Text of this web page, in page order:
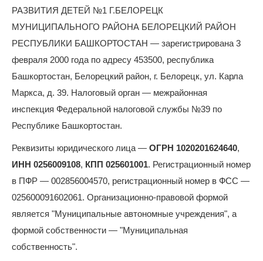
РАЗВИТИЯ ДЕТЕЙ №1 Г.БЕЛОРЕЦК
МУНИЦИПАЛЬНОГО РАЙОНА БЕЛОРЕЦКИЙ РАЙОН
РЕСПУБЛИКИ БАШКОРТОСТАН — зарегистрирована 3
февраля 2000 года по адресу 453500, республика
Башкортостан, Белорецкий район, г. Белорецк, ул. Карла
Маркса, д. 39. Налоговый орган — межрайонная
инспекция Федеральной налоговой службы №39 по
Республике Башкортостан.
Реквизиты юридического лица — ОГРН 1020201624640,
ИНН 0256009108, КПП 025601001. Регистрационный номер
в ПФР — 002856004570, регистрационный номер в ФСС —
025600091602061. Организационно-правовой формой
является "Муниципальные автономные учреждения", а
формой собственности — "Муниципальная
собственность".